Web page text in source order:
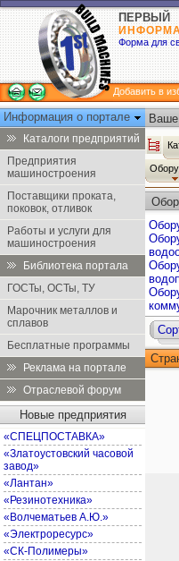
ПЕРВЫЙ
Форма для
Добавить в
Информация о портале
Каталоги предприятий
Предприятия
машиностроения
Поставщики проката,
поковок, отливок
Работы и услуги для
машиностроения
Библиотека портала
ГОСТы, ОСТы, ТУ
Марочник металлов и
сплавов
Бесплатные программы
Реклама на портале
Отраслевой форум
Новые предприятия
«СПЕЦПОСТАВКА»
«Златоустовский часовой
завод»
«Лантан»
«Резинотехника»
«Волчематьев А.Ю.»
«Электроресурс»
«СК-Полимеры»
Ваше